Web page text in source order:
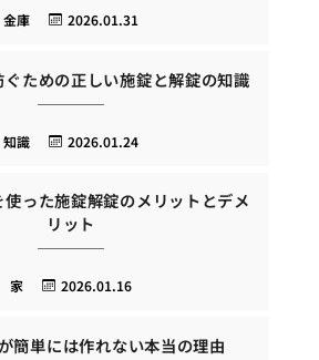
2026.01.31
金庫
ための正しい施錠と解錠の知識
2026.01.24
知識
った施錠解錠のメリットとデメ
リット
2026.01.16
家
簡単には作れない本当の理由